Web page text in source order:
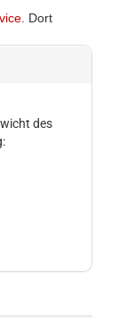
. Dort
des